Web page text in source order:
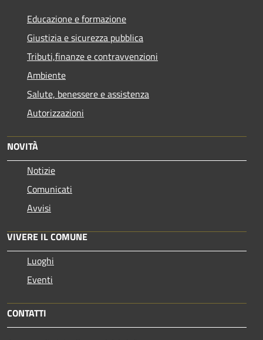
Educazione e formazione
Giustizia e sicurezza pubblica
Tributi,finanze e contravvenzioni
Ambiente
Salute, benessere e assistenza
Autorizzazioni
NOVITÀ
Notizie
Comunicati
Avvisi
VIVERE IL COMUNE
Luoghi
Eventi
CONTATTI